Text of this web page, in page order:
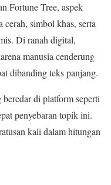
Fortune Tree, aspek
simbol khas, serta
Di ranah digital,
manusia cenderung
dibanding teks panjang.
di platform seperti
penyebaran topik ini.
kali dalam hitungan